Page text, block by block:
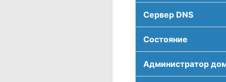
Сервер DNS
Соcтояние
Администратор